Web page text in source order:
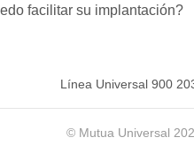
facilitar su implantación?
Línea Universal 900
© Mutua Universal